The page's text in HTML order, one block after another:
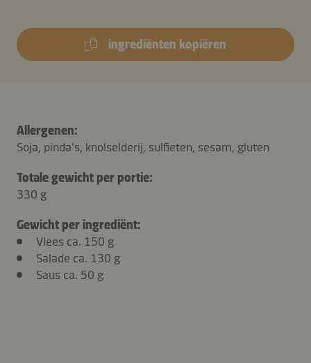
ingrediënten kopiëren
Allergenen:
Soja, pinda's, knolselderij, sulfieten, sesam, gluten
Totale gewicht per portie:
330 g
Gewicht per ingrediënt:
Vlees ca. 150 g
Salade ca. 130 g
Saus ca. 50 g